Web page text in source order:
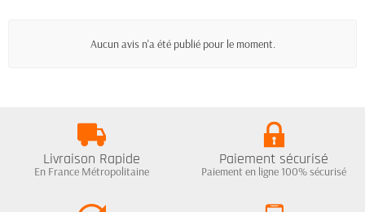
Aucun avis n'a été publié pour le moment.
Livraison Rapide
En France Métropolitaine
Paiement sécurisé
Paiement en ligne 100% sécurisé